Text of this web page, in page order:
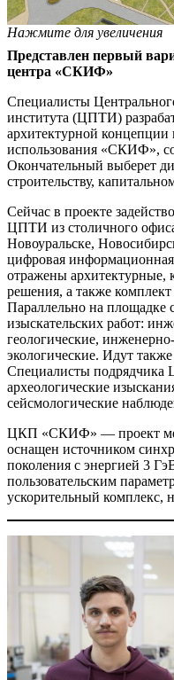
Нажмите для увеличения
Представлен первый
центра «СКИФ»
Специалисты
института (ЦПТИ)
архитектурной концепции
использования «СКИФ»,
Окончательный выберет
строительству,
Сейчас в проекте
ЦПТИ из столичного
Новоуральске,
цифровая информационная
отражены архитектурные,
решения, а также
Параллельно на площадке
изыскательских работ:
геологические,
экологические. Идут
Специалисты подрядчика
археологические
сейсмологические
ЦКП «СКИФ» — проект
оснащен источником
поколения с энергией 3
пользовательским
ускорительный комплекс,